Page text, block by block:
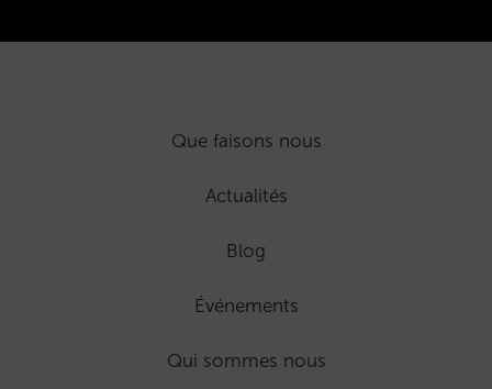
Que faisons nous
Actualités
Blog
Événements
Qui sommes nous